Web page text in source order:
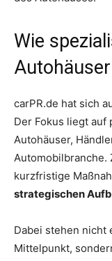
Wie
carPR.de hat sich
Der Fokus liegt
Autohäuser,
Automobilbranche.
kurzfristige
strategischen
Dabei stehen nicht
Mittelpunkt,